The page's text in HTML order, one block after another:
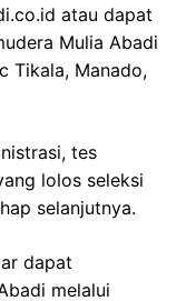
atau dapat
Mulia Abadi
Tikala, Manado,
tes
lolos seleksi
selanjutnya.
dapat
melalui